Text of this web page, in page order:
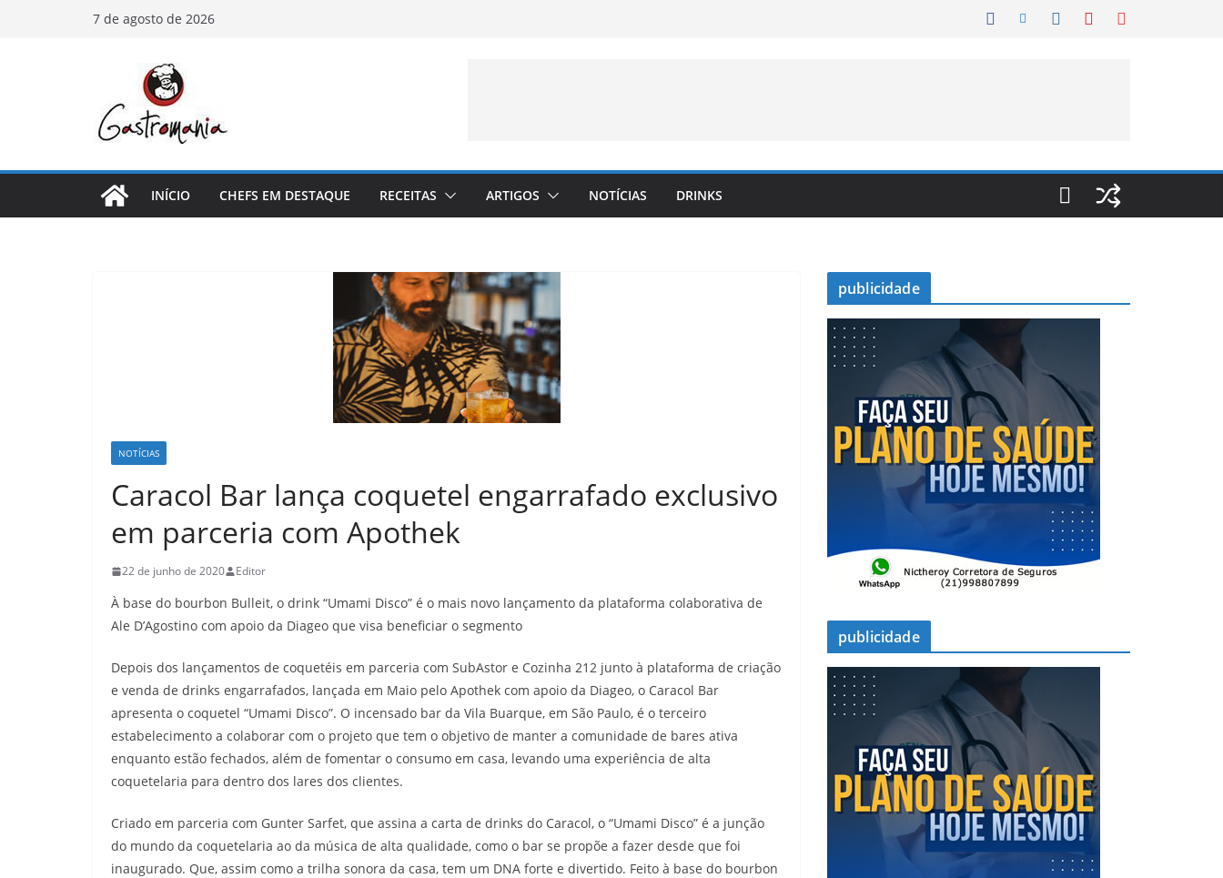
7 de agosto de 2026
INÍCIO CHEFS EM DESTAQUE RECEITAS ARTIGOS NOTÍCIAS DRINKS
NOTÍCIAS
Caracol Bar lança coquetel engarrafado exclusivo
em parceria com Apothek
22 de junho de 2020 Editor
À base do bourbon Bulleit, o drink “Umami Disco” é o mais novo lançamento da plataforma colaborativa de
Ale D’Agostino com apoio da Diageo que visa beneficiar o segmento
Depois dos lançamentos de coquetéis em parceria com SubAstor e Cozinha 212 junto à plataforma de criação
e venda de drinks engarrafados, lançada em Maio pelo Apothek com apoio da Diageo, o Caracol Bar
apresenta o coquetel “Umami Disco”. O incensado bar da Vila Buarque, em São Paulo, é o terceiro
estabelecimento a colaborar com o projeto que tem o objetivo de manter a comunidade de bares ativa
enquanto estão fechados, além de fomentar o consumo em casa, levando uma experiência de alta
coquetelaria para dentro dos lares dos clientes.
Criado em parceria com Gunter Sarfet, que assina a carta de drinks do Caracol, o “Umami Disco” é a junção
do mundo da coquetelaria ao da música de alta qualidade, como o bar se propõe a fazer desde que foi
inaugurado. Que, assim como a trilha sonora da casa, tem um DNA forte e divertido. Feito à base do bourbon
publicidade
publicidade